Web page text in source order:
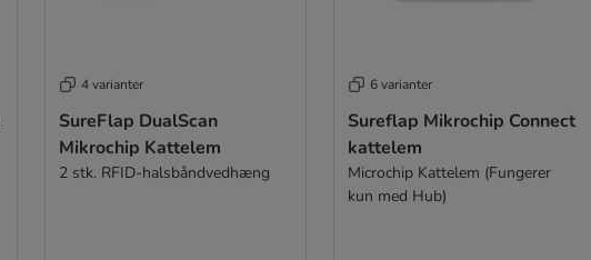
4 varianter
SureFlap DualScan
Mikrochip Kattelem
2 stk. RFID-halsbåndvedhæng
6 varianter
Sureflap Mikrochip Connect
kattelem
Microchip Kattelem (Fungerer
kun med Hub)